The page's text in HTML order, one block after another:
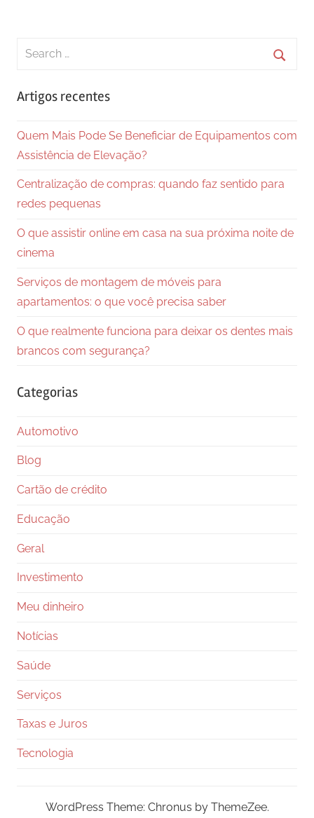
Search
Artigos recentes
Quem Mais Pode Se Beneficiar de Equipamentos com
Assistência de Elevação?
Centralização de compras: quando faz sentido para
redes pequenas
O que assistir online em casa na sua próxima noite de
cinema
Serviços de montagem de móveis para
apartamentos: o que você precisa saber
O que realmente funciona para deixar os dentes mais
brancos com segurança?
Categorias
Automotivo
Blog
Cartão de crédito
Educação
Geral
Investimento
Meu dinheiro
Notícias
Saúde
Serviços
Taxas e Juros
Tecnologia
WordPress Theme: Chronus by ThemeZee.